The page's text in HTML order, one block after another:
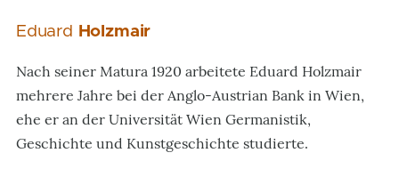
Eduard Holzmair
Nach seiner Matura 1920 arbeitete Eduard Holzmair
mehrere Jahre bei der Anglo-Austrian Bank in Wien,
ehe er an der Universität Wien Germanistik,
Geschichte und Kunstgeschichte studierte.